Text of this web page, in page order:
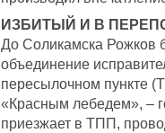
ИЗБИТЫЙ И В
До Соликамска
объединение
пересылочном пункте
«Красным лебедем», –
приезжает в ТПП,